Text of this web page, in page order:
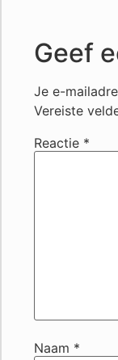
Geef
Je e-
Vereiste
Reactie *
Naam *